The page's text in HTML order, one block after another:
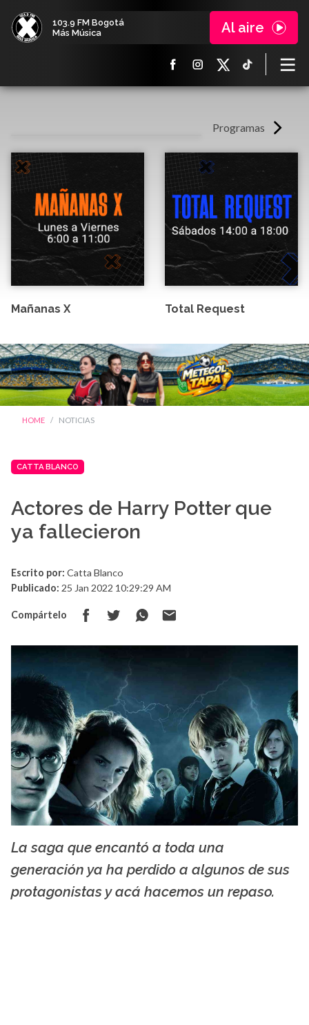
103.9 FM Bogotá
Más Música
Al aire
Programas
Mañanas X Total Request
HOME NOTICIAS
CATTA BLANCO
Actores de Harry Potter que
ya fallecieron
Escrito por: Catta Blanco
Publicado: 25 Jan 2022 10:29:29 AM
Compártelo
wordpress.com
La saga que encantó a toda una
generación ya ha perdido a algunos de sus
protagonistas y acá hacemos un repaso.